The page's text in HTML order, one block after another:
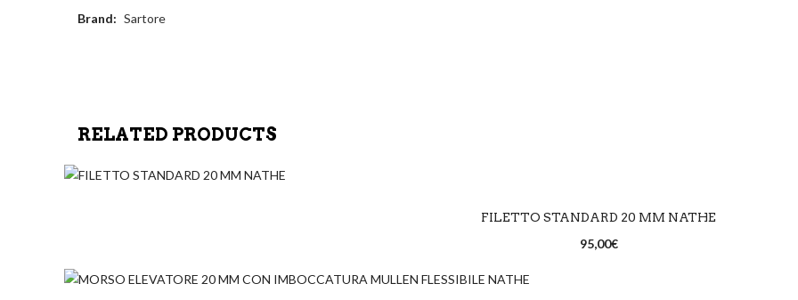
Brand: Sartore
RELATED PRODUCTS
FILETTO STANDARD 20 MM NATHE
95,00€